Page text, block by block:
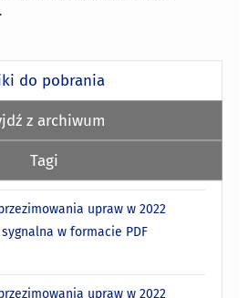
do pobrania
z archiwum
Tagi
upraw w 2022
w formacie PDF
upraw w 2022